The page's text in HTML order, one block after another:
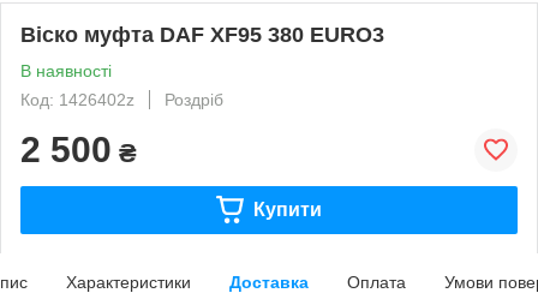
Віско муфта DAF XF95 380 EURO3
В наявності
Код: 1426402z
Роздріб
2 500 ₴
Купити
Характеристики Доставка Оплата Умови